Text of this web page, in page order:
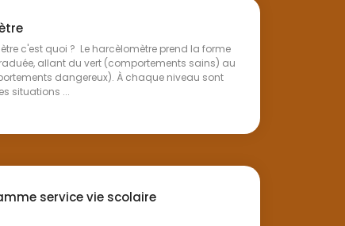
c'est quoi ? Le harcèlomètre prend la forme
allant du vert (comportements sains) au
dangereux). À chaque niveau sont
situations ...
service vie scolaire